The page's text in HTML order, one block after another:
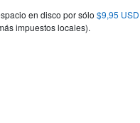
en disco por sólo $9,95 USD
impuestos locales).